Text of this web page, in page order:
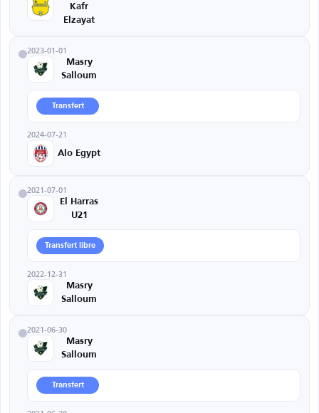
Kafr
Elzayat
2023-01-01
Masry
Salloum
Transfert
2024-07-21
Alo Egypt
2021-07-01
El Harras
U21
Transfert libre
2022-12-31
Masry
Salloum
2021-06-30
Masry
Salloum
Transfert